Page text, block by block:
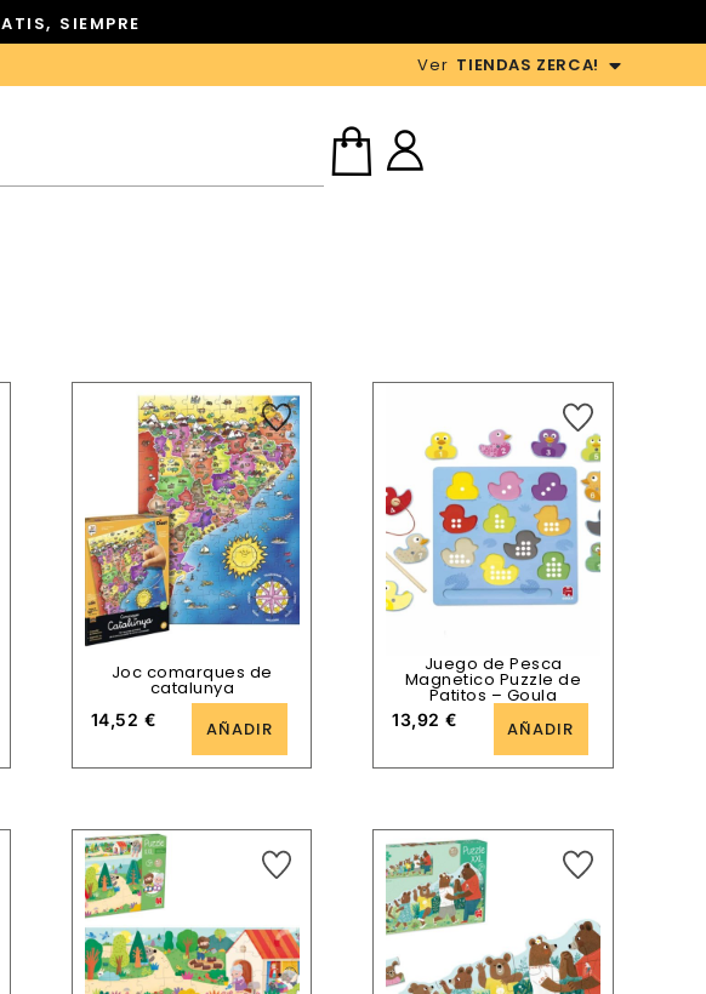
SIEMPRE
Ver TIENDAS ZERCA!
Joc comarques de
catalunya
14,52 € AÑADIR
Juego de Pesca
Magnetico Puzzle de
Patitos – Goula
13,92€ AÑADIR